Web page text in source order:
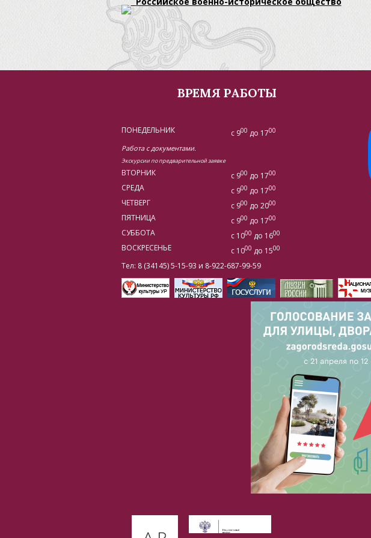
ВРЕМЯ РАБОТЫ
ПОНЕДЕЛЬНИК с 900 до 1700
Работа с документами.
Экскурсии по предварительной заявке
ВТОРНИК с 900 до 1700
СРЕДА с 900 до 1700
ЧЕТВЕРГ с 900 до 2000
ПЯТНИЦА с 900 до 1700
СУББОТА с 1000 до 1600
ВОСКРЕСЕНЬЕ с 1000 до 1500
Тел: 8 (34145) 5-15-93 и 8-922-687-99-59